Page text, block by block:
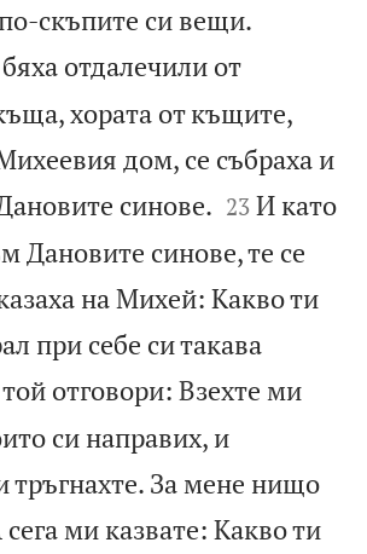
скъпите си вещи.
отдалечили от
хората от къщите,
дом, се събраха и
синове. 

23 И като
Дановите синове, те се
на Михей: Какво ти
при себе си такава
отговори: Взехте ми
си направих, и
тръгнахте. За мене нищо
ми казвате: Какво ти